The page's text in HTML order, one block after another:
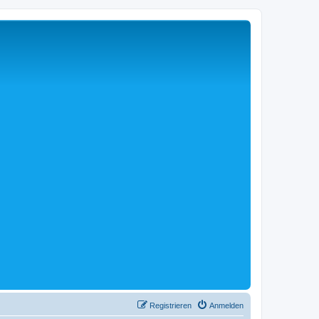
Anmelden
Registrieren